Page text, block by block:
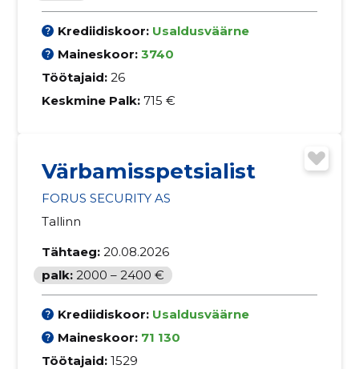
Krediidiskoor: Usaldusväärne
Maineskoor: 3740
Töötajaid: 26
Keskmine Palk: 715 €
Värbamisspetsialist
FORUS SECURITY AS
Tallinn
Tähtaeg: 20.08.2026
palk: 2000 – 2400 €
Krediidiskoor: Usaldusväärne
Maineskoor: 71 130
Töötajaid: 1529